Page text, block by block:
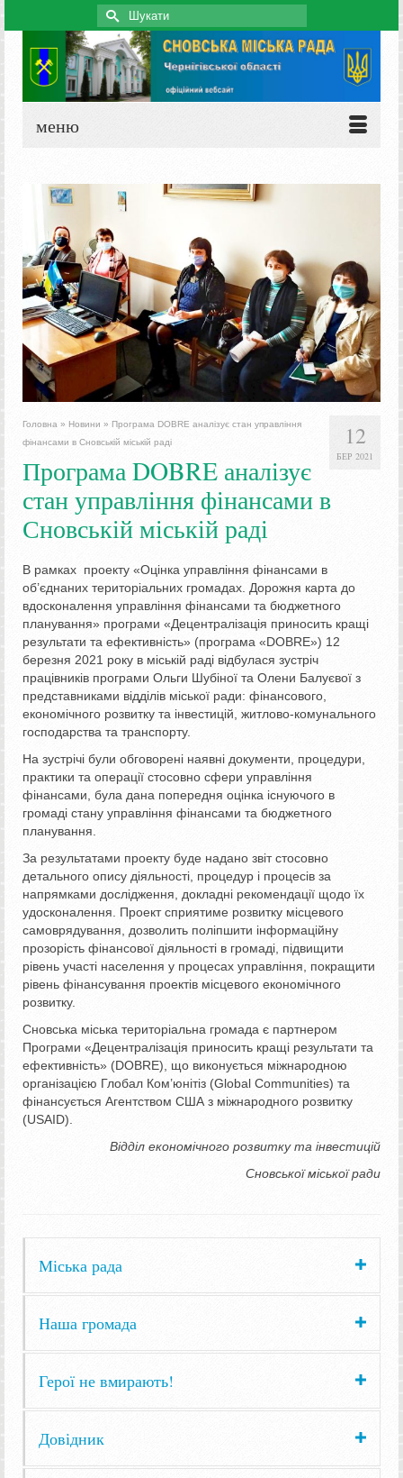
Search
for:
меню
12
БЕР 2021
Головна » Новини » Програма DOBRE аналізує стан управління
фінансами в Сновській міській раді
Програма DOBRE аналізує
стан управління фінансами в
Сновській міській раді
В рамках проекту «Оцінка управління фінансами в
об’єднаних територіальних громадах. Дорожня карта до
вдосконалення управління фінансами та бюджетного
планування» програми «Децентралізація приносить кращі
результати та ефективність» (програма «DOBRE») 12
березня 2021 року в міській раді відбулася зустріч
працівників програми Ольги Шубіної та Олени Балуєвої з
представниками відділів міської ради: фінансового,
економічного розвитку та інвестицій, житлово-комунального
господарства та транспорту.
На зустрічі були обговорені наявні документи, процедури,
практики та операції стосовно сфери управління
фінансами, була дана попередня оцінка існуючого в
громаді стану управління фінансами та бюджетного
планування.
За результатами проекту буде надано звіт стосовно
детального опису діяльності, процедур і процесів за
напрямками дослідження, докладні рекомендації щодо їх
удосконалення. Проект сприятиме розвитку місцевого
самоврядування, дозволить поліпшити інформаційну
прозорість фінансової діяльності в громаді, підвищити
рівень участі населення у процесах управління, покращити
рівень фінансування проектів місцевого економічного
розвитку.
Сновська міська територіальна громада є партнером
Програми «Децентралізація приносить кращі результати та
ефективність» (DOBRE), що виконується міжнародною
організацією Глобал Ком’юнітіз (Global Communities) та
фінансується Агентством США з міжнародного розвитку
(USAID).
Відділ економічного розвитку та інвестицій
Сновської міської ради
Міська рада
Наша громада
Герої не вмирають!
Довідник